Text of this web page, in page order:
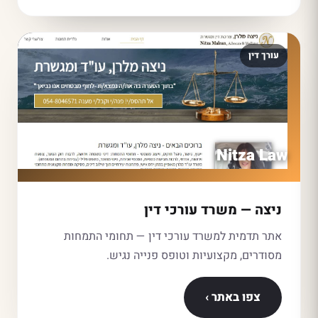
עורך דין
Nitza Law
ניצה — משרד עורכי דין
אתר תדמית למשרד עורכי דין — תחומי התמחות
מסודרים, מקצועיות וטופס פנייה נגיש.
צפו באתר ›